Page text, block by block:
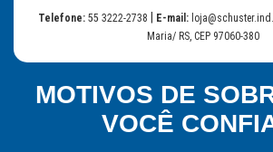
Telefone: 55 3222-2738 E-mail:
Maria/ RS, CEP 97060-380
MOTIVOS DE
VOCÊ